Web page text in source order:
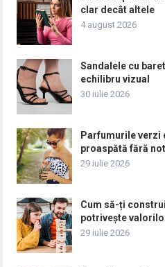
clar decât altele
4 august 2026
Sandalele cu
echilibru vizual
30 iulie 2026
Parfumurile verzi
proaspătă fără
29 iulie 2026
Cum să-ți
potrivește
29 iulie 2026